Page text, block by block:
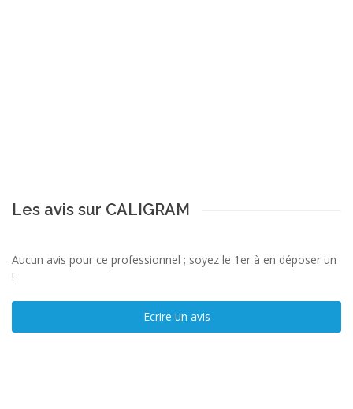
Les avis sur CALIGRAM
Aucun avis pour ce professionnel ; soyez le 1er à en déposer un
!
Ecrire un avis